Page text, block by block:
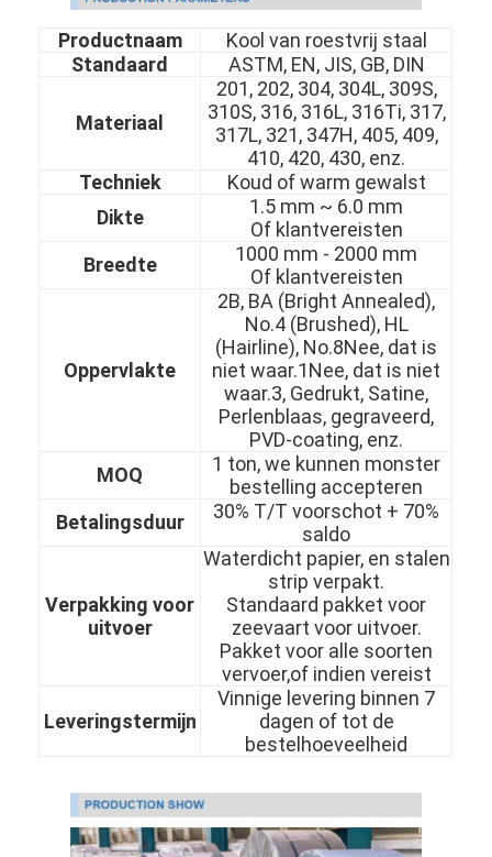
Thuis
Producten
Productnaam
Kool van roestvrij staal
Standaard
ASTM, EN, JIS, GB, DIN
Materiaal
201, 202, 304, 304L, 309S,
310S, 316, 316L, 316Ti, 317,
317L, 321, 347H, 405, 409,
410, 420, 430, enz.
Techniek
Koud of warm gewalst
Dikte
1.5 mm ~ 6.0 mm
Of klantvereisten
Breedte
1000 mm - 2000 mm
Of klantvereisten
Oppervlakte
2B, BA (Bright Annealed),
No.4 (Brushed), HL
(Hairline), No.8Nee, dat is
niet waar.1Nee, dat is niet
waar.3, Gedrukt, Satine,
Perlenblaas, gegraveerd,
PVD-coating, enz.
MOQ
1 ton, we kunnen monster
bestelling accepteren
Betalingsduur
30% T/T voorschot + 70%
saldo
Verpakking voor
uitvoer
Waterdicht papier, en stalen
strip verpakt.
Standaard pakket voor
zeevaart voor uitvoer.
Pakket voor alle soorten
vervoer,of indien vereist
Leveringstermijn
Vinnige levering binnen 7
dagen of tot de
bestelhoeveelheid